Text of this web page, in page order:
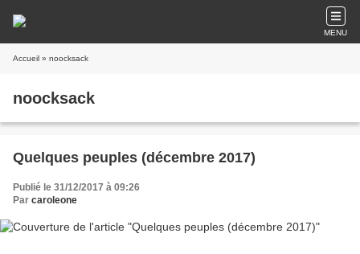
MENU
Accueil » noocksack
noocksack
Quelques peuples (décembre 2017)
Publié le 31/12/2017 à 09:26
Par caroleone